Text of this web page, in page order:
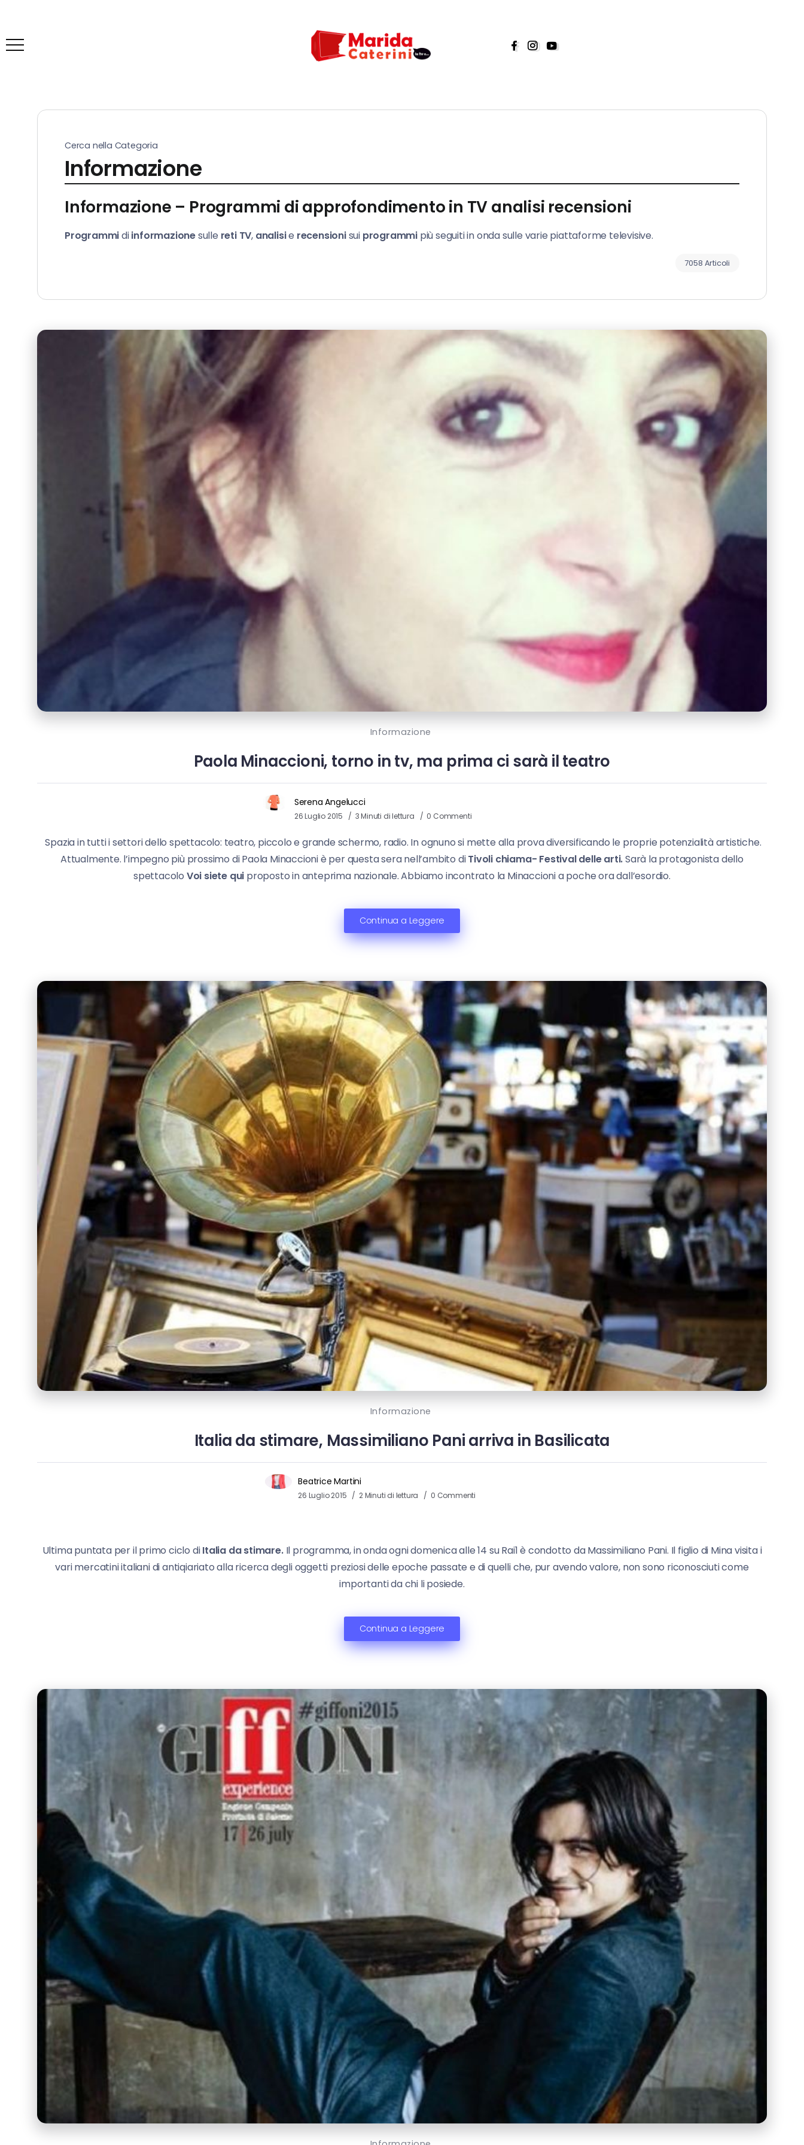
Cerca nella Categoria
Informazione
Informazione – Programmi di approfondimento in TV analisi recensioni
Programmidiinformazionesulle reti TV, analisie recensionisui programmi più seguiti in onda sulle varie piattaforme televisive.
7058 Articoli
Informazione
Paola Minaccioni, torno in tv, ma prima ci sarà il teatro
Serena Angelucci
26 Luglio 2015 3 Minuti di lettura 0 Commenti
Spazia in tutti i settori dello spettacolo: teatro, piccolo e grande schermo, radio. In ognuno si mette alla prova diversificando le proprie potenzialità artistiche.
Attualmente. l’impegno più prossimo di Paola Minaccioni è per questa sera nell’ambito diTivoli chiama- Festival delle arti.Sarà la protagonista dello
spettacolo Voi siete qui proposto in anteprima nazionale. Abbiamo incontrato la Minaccioni a poche ora dall’esordio.
Continua a Leggere
Informazione
Italia da stimare, Massimiliano Pani arriva in Basilicata
Beatrice Martini
26 Luglio 2015 2 Minuti di lettura 0 Commenti
Ultima puntata per il primo ciclo diItalia da stimare.Il programma, in onda ogni domenica alle 14 su Rai1 è condotto da Massimiliano Pani. Il figlio di Mina visita i
vari mercatini italiani di antiqiariato alla ricerca degli oggetti preziosi delle epoche passate e di quelli che, pur avendo valore, non sono riconosciuti come
importanti da chi li posiede.
Continua a Leggere